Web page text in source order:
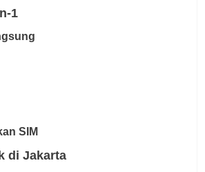
1
SIM
di Jakarta